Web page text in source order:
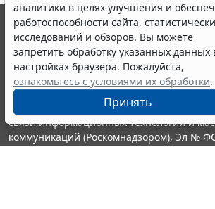
аналитики в целях улучшения и
работоспособности сайта,
исследований и обзоров. Вы можете
запретить обработку указанных данных
настройках браузера. Пожалуйста,
ознакомьтесь с условиями их обработки.
Принять
© ООО "НПП "ГАРАНТ-СЕРВИС", 2026.
выпускается с 1990 года. Компания
являются участниками Российской
информации ГАРАНТ.
Портал ГАРАНТ.РУ зарегистрирован в
издания Федеральной службой по
связи,информационных технологий и
коммуникаций (Роскомнадзором), Эл №